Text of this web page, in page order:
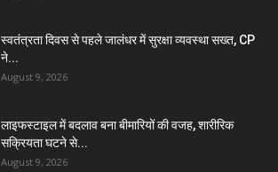
स्वतंत्रता दिवस से पहले जालंधर में सुरक्षा व्यवस्था सख्त, CP
ने...
August 9, 2026
लाइफस्टाइल में बदलाव बना बीमारियों की वजह, शारीरिक
सक्रियता घटने से...
August 9, 2026